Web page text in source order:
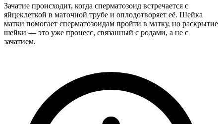
Зачатие происходит, когда сперматозоид встречается с
яйцеклеткой в маточной трубе и оплодотворяет её. Шейка
матки помогает сперматозоидам пройти в матку, но раскрытие
шейки — это уже процесс, связанный с родами, а не с
зачатием.